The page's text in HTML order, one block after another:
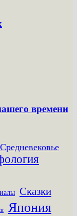
времени
Сказки
Япония